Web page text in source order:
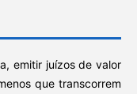
emitir juízos de valor
que transcorrem